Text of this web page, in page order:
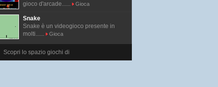
gioco d'arcade......
Gioca
Snake
Snake è un videogioco presente in
molti......
Gioca
Scopri lo spazio giochi di